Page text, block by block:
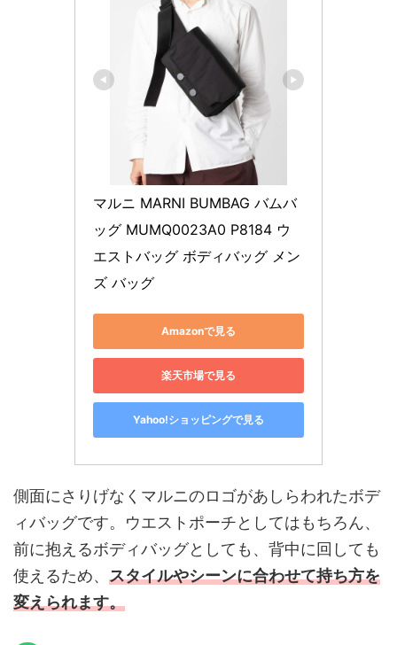
マルニ MARNI BUMBAG バムバ
ッグ MUMQ0023A0 P8184 ウ
エストバッグ ボディバッグ メン
ズ バッグ
Amazonで見る
楽天市場で見る
Yahoo!ショッピングで見る
側面にさりげなくマルニのロゴがあしらわれたボデ
ィバッグです。ウエストポーチとしてはもちろん、
前に抱えるボディバッグとしても、背中に回しても
使えるため、 スタイルやシーンに合わせて持ち方を
変えられます。